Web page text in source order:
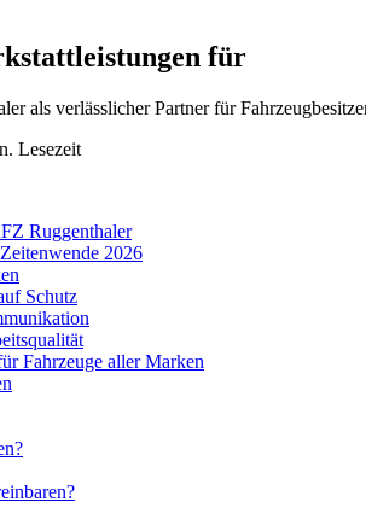
für
als verlässlicher Partner für
Lesezeit
Ruggenthaler
2026
Schutz
Fahrzeuge aller Marken